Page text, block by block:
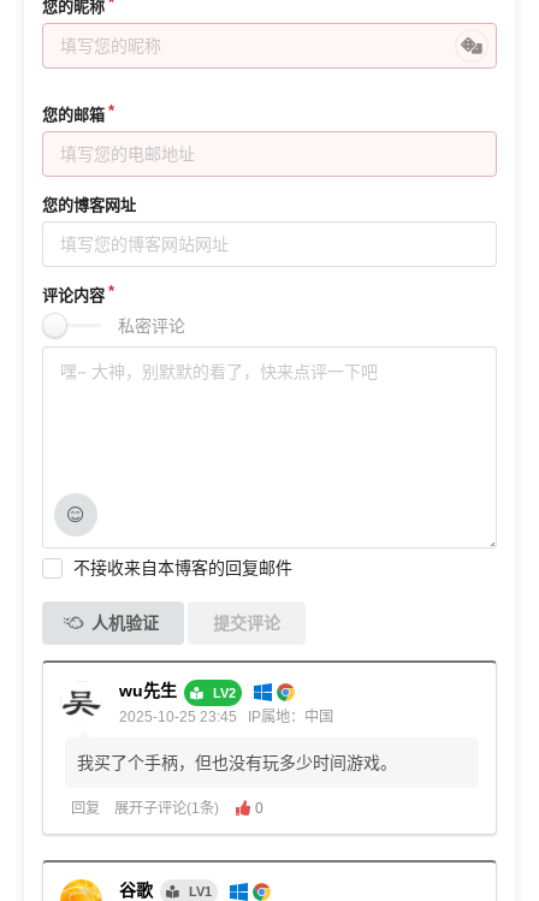
您的昵称
您的邮箱
您的博客网址
评论内容
私密评论
不接收来自本博客的回复邮件
人机验证 提交评论
wu先生 LV2
2025-10-25 23:45 IP属地：中国
我买了个手柄，但也没有玩多少时间游戏。
回复 展开子评论(1条) 0
谷歌 LV1